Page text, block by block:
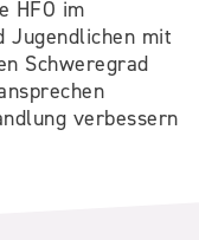
HFO im
Jugendlichen mit
Schweregrad
verbessern